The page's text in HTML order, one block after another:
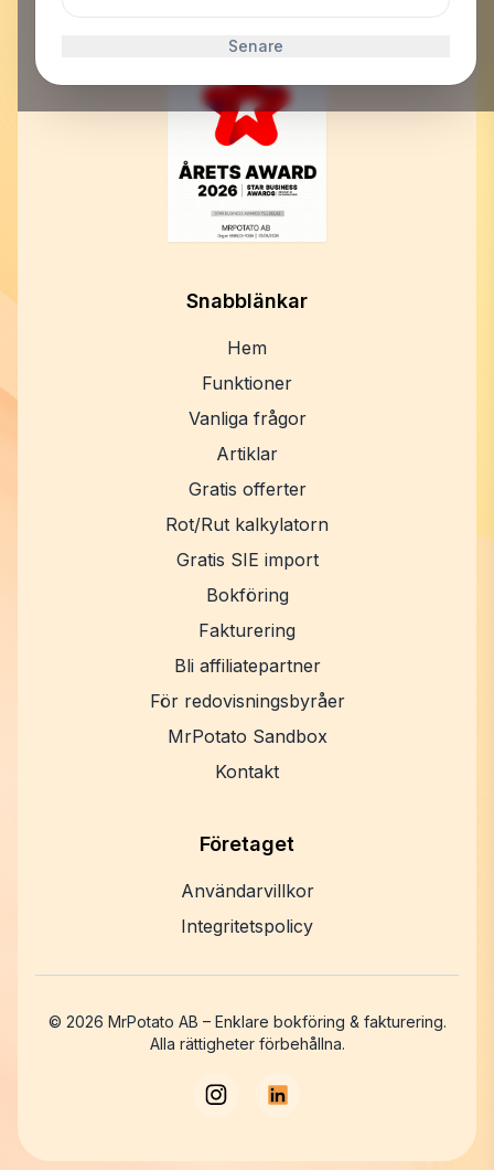
Senare
E-post:support@mrpotato.se
Snabblänkar
Hem
Funktioner
Vanliga frågor
Artiklar
Gratis offerter
Rot/Rut kalkylatorn
Gratis SIE import
Bokföring
Fakturering
Bli affiliatepartner
För redovisningsbyråer
MrPotato Sandbox
Kontakt
Företaget
Användarvillkor
Integritetspolicy
© 2026 MrPotato AB – Enklare bokföring & fakturering.
Alla rättigheter förbehållna.